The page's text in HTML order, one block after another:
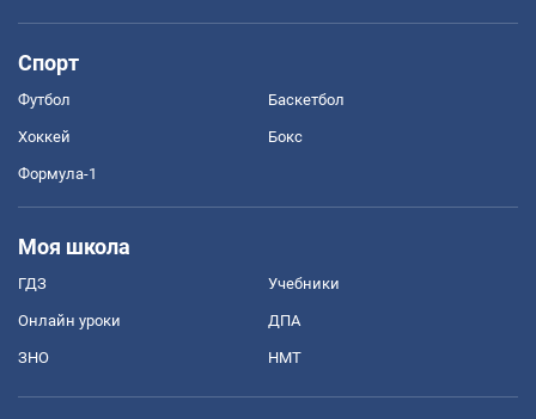
Спорт
Футбол Баскетбол
Хоккей Бокс
Формула-1
Моя школа
ГДЗ Учебники
Онлайн уроки ДПА
ЗНО НМТ